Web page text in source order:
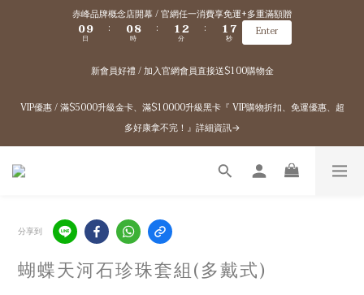
赤峰品牌概念店開幕 / 官網任一消費享免運+多重滿額贈
1
09
8
6
4
1
日
:
1
0
9
8
7
5
2
1
0
時
:
2
1
0
3
2
1
分
:
2
1
0
8
7
6
4
2
0
秒 Enter
新會員好禮 / 加入官網會員直接送$100購物金
VIP優惠 / 滿$5000升級金卡、滿$10000升級黑卡『 VIP購物折扣、免運優惠、超
多好康拿不完！』詳細資訊→
分享到
蝴蝶天河石珍珠套組(多戴式)